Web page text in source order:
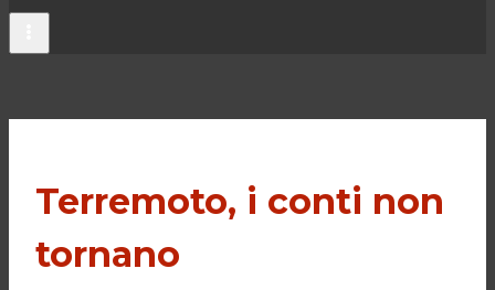
Terremoto, i conti non
tornano